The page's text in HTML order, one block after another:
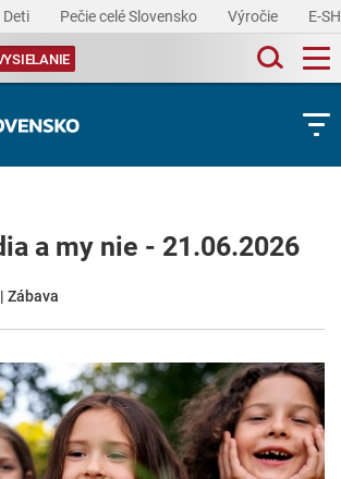
Deti Pečie celé Slovensko Výročie E-
a my nie - 21.06.2026
Zábava